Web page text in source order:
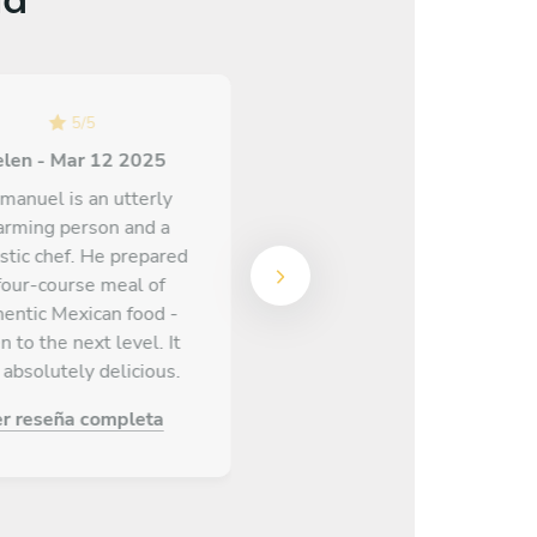
5/5
- Mar 12 2025
is an utterly
person and a
chef. He prepared
course meal of
Mexican food -
to the next level. It
delicious.
the food is prepared
reseña completa
Excelente chef maricela!!!